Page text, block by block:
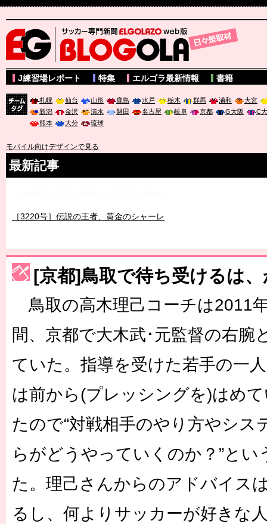
サッカー専門新聞ELGOLAZO web版 BLOGOLA
J練習場レポート 特集 エルゴラ最新情報 書籍
札幌 仙台 山形 鹿島 水戸 栃木 群馬 浦和
大宮
新潟
金沢 清水 磐田 名古屋 岐阜 京都 G大阪
C
熊本
大分 琉球
モバイル向けデザインで見る
最新記事
［3220号］伝説の王者、黄金のシャーレ
［3230号］世界一への夢は終わらない
［3223号］一丸。日本出陣
［3222号］史上最大のW杯開幕 注目は「個」
長谷川 アーリアジャスールさんがシンポジウム「気候変動から命
[京都]鳥取で待ち受けるは
鳥取の高木理己コーチは2011
間、京都で大木武･元監督の右腕
ていた。指導を受けた若手の一
は前から(プレッシングを)はめ
たので“対戦相手のやり方やシス
らがどうやっていくのか？”と
た。理己さんからのアドバイス
るし、何よりサッカーが好きな